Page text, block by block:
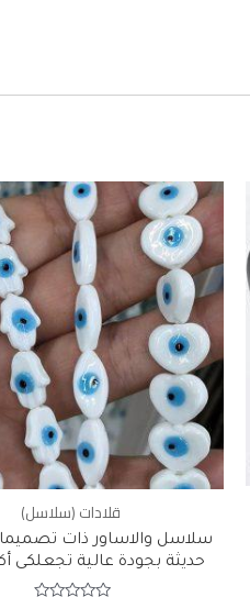
قلادات (سلاسل)
سلاسل والاساور ذات
حديثة بجودة عالية تجعلكى